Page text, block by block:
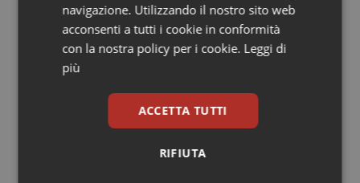
Tumori del Polmone & Testa Collo
Tumori gastrointestinali
Ulcera & Reflusso
Potrebbe interessarti in
navigazione. Utilizzando il nostro sito web
acconsenti a tutti i cookie in conformità
con la nostra policy per i cookie. Leggi di
più
ACCETTA TUTTI
RIFIUTA